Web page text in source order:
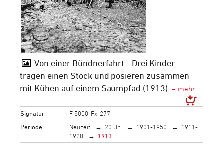
Von einer Bündnerfahrt - Drei Kinder
tragen einen Stock und posieren zusammen
mit Kühen auf einem Saumpfad (1913)
Signatur
F 5000-Fx-277
Periode
Neuzeit 20. Jh. 1901-1950
1911-
1920
1913